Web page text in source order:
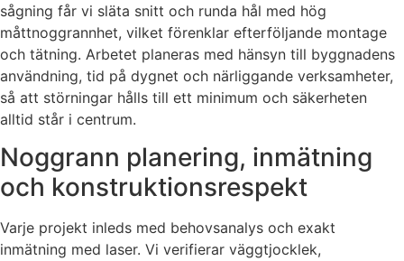
sågning får vi släta snitt och runda hål med hög
måttnoggrannhet, vilket förenklar efterföljande montage
och tätning. Arbetet planeras med hänsyn till byggnadens
användning, tid på dygnet och närliggande verksamheter,
så att störningar hålls till ett minimum och säkerheten
alltid står i centrum.
Noggrann planering, inmätning
och konstruktionsrespekt
Varje projekt inleds med behovsanalys och exakt
inmätning med laser. Vi verifierar väggtjocklek,